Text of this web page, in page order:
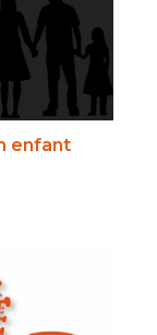
enfant